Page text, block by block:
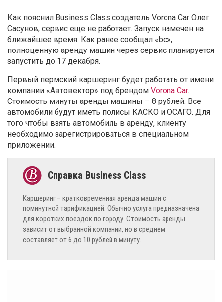
Как пояснил Business Class создатель Vorona Car Олег
Сасунов, сервис еще не работает. Запуск намечен на
ближайшее время. Как ранее сообщал «bc»,
полноценную аренду машин через сервис планируется
запустить до 17 декабря.
Первый пермский каршеринг будет работать от имени
компании «Автовектор» под брендом Vorona Car.
Стоимость минуты аренды машины – 8 рублей. Все
автомобили будут иметь полисы КАСКО и ОСАГО. Для
того чтобы взять автомобиль в аренду, клиенту
необходимо зарегистрироваться в специальном
приложении.
Каршеринг – кратковременная аренда машин с
поминутной тарификацией. Обычно услуга предназначена
для коротких поездок по городу. Стоимость аренды
зависит от выбранной компании, но в среднем
составляет от 6 до 10 рублей в минуту.